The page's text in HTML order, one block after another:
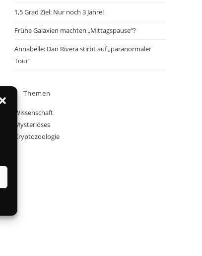
1,5 Grad Ziel: Nur noch 3 Jahre!
Frühe Galaxien machten „Mittagspause“?
Annabelle: Dan Rivera stirbt auf „paranormaler
Tour“
Themen
Wissenschaft
Mysteriöses
Kryptozoologie